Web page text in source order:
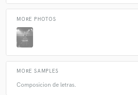
MORE PHOTOS
MORE SAMPLES
Composicion de letras.